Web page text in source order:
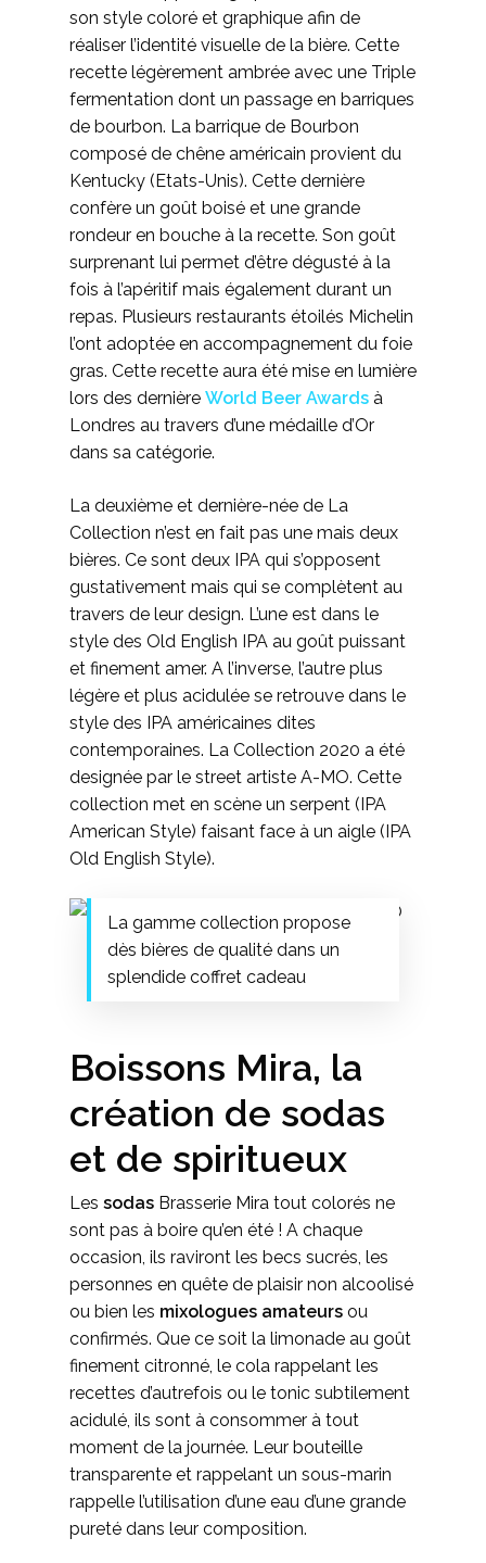
son style coloré et graphique afin de
réaliser l’identité visuelle de la bière. Cette
recette légèrement ambrée avec une Triple
fermentation dont un passage en barriques
de bourbon. La barrique de Bourbon
composé de chêne américain provient du
Kentucky (Etats-Unis). Cette dernière
confère un goût boisé et une grande
rondeur en bouche à la recette. Son goût
surprenant lui permet d’être dégusté à la
fois à l’apéritif mais également durant un
repas. Plusieurs restaurants étoilés Michelin
l’ont adoptée en accompagnement du foie
gras. Cette recette aura été mise en lumière
lors des dernière World Beer Awards à
Londres au travers d’une médaille d’Or
dans sa catégorie.
La deuxième et dernière-née de La
Collection n’est en fait pas une mais deux
bières. Ce sont deux IPA qui s’opposent
gustativement mais qui se complètent au
travers de leur design. L’une est dans le
style des Old English IPA au goût puissant
et finement amer. A l’inverse, l’autre plus
légère et plus acidulée se retrouve dans le
style des IPA américaines dites
contemporaines. La Collection 2020 a été
designée par le street artiste A-MO. Cette
collection met en scène un serpent (IPA
American Style) faisant face à un aigle (IPA
Old English Style).
La gamme collection propose
dès bières de qualité dans un
splendide coffret cadeau
Boissons Mira, la
création de sodas
et de spiritueux
Les sodas Brasserie Mira tout colorés ne
sont pas à boire qu’en été ! A chaque
occasion, ils raviront les becs sucrés, les
personnes en quête de plaisir non alcoolisé
ou bien les mixologues amateurs ou
confirmés. Que ce soit la limonade au goût
finement citronné, le cola rappelant les
recettes d’autrefois ou le tonic subtilement
acidulé, ils sont à consommer à tout
moment de la journée. Leur bouteille
transparente et rappelant un sous-marin
rappelle l’utilisation d’une eau d’une grande
pureté dans leur composition.